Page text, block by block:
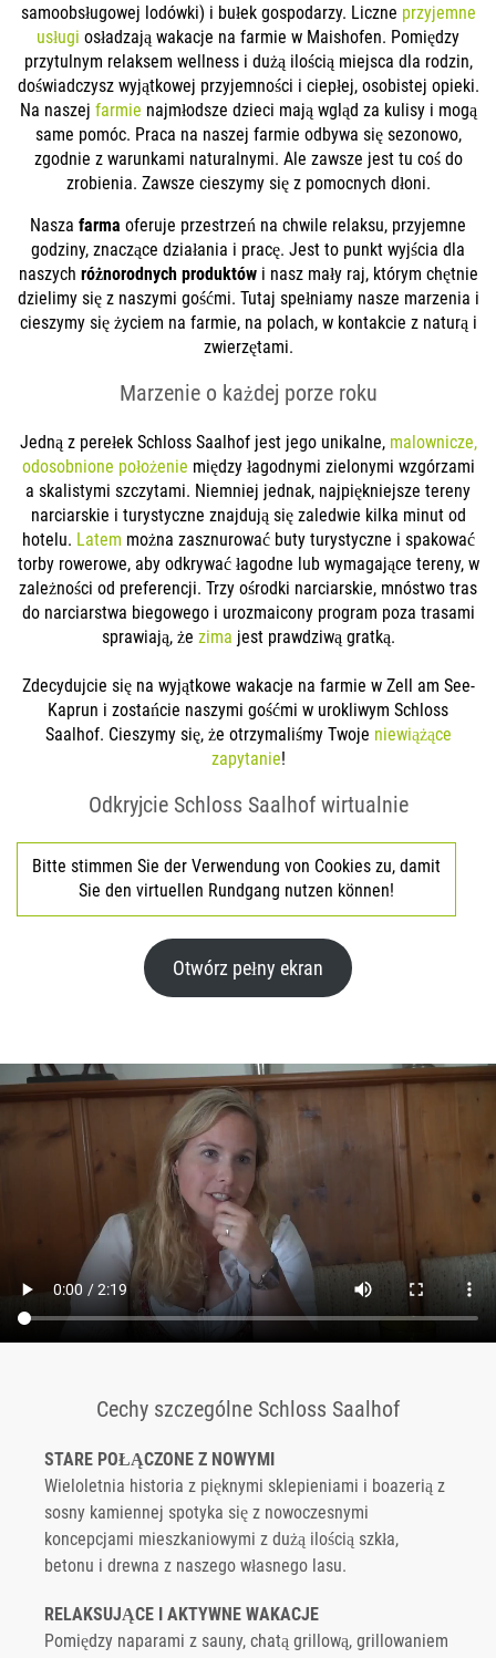
samoobsługowej lodówki) i bułek gospodarzy. Liczne przyjemne
usługi osładzają wakacje na farmie w Maishofen. Pomiędzy
przytulnym relaksem wellness i dużą ilością miejsca dla rodzin,
doświadczysz wyjątkowej przyjemności i ciepłej, osobistej opieki.
Na naszej farmie najmłodsze dzieci mają wgląd za kulisy i mogą
same pomóc. Praca na naszej farmie odbywa się sezonowo,
zgodnie z warunkami naturalnymi. Ale zawsze jest tu coś do
zrobienia. Zawsze cieszymy się z pomocnych dłoni.
Nasza farma oferuje przestrzeń na chwile relaksu, przyjemne
godziny, znaczące działania i pracę. Jest to punkt wyjścia dla
naszych różnorodnych produktówi nasz mały raj, którym chętnie
dzielimy się z naszymi gośćmi. Tutaj spełniamy nasze marzenia i
cieszymy się życiem na farmie, na polach, w kontakcie z naturą i
zwierzętami.
Marzenie o każdej porze roku
Jedną z perełek Schloss Saalhof jest jego unikalne, malownicze,
odosobnione położenie między łagodnymi zielonymi wzgórzami
a skalistymi szczytami. Niemniej jednak, najpiękniejsze tereny
narciarskie i turystyczne znajdują się zaledwie kilka minut od
hotelu. Latem można zasznurować buty turystyczne i spakować
torby rowerowe, aby odkrywać łagodne lub wymagające tereny, w
zależności od preferencji. Trzy ośrodki narciarskie, mnóstwo tras
do narciarstwa biegowego i urozmaicony program poza trasami
sprawiają, że zima jest prawdziwą gratką.
Zdecydujcie się na wyjątkowe wakacje na farmie w Zell am See-
Kaprun i zostańcie naszymi gośćmi w urokliwym Schloss
Saalhof. Cieszymy się, że otrzymaliśmy Twoje niewiążące
zapytanie!
Odkryjcie Schloss Saalhof wirtualnie
Bitte stimmen Sie der Verwendung von Cookies zu, damit
Sie den virtuellen Rundgang nutzen können!
Otwórz pełny ekran
Cechy szczególne Schloss Saalhof
STARE POŁĄCZONE Z NOWYMI
Wieloletnia historia z pięknymi sklepieniami i boazerią z
sosny kamiennej spotyka się z nowoczesnymi
koncepcjami mieszkaniowymi z dużą ilością szkła,
betonu i drewna z naszego własnego lasu.
RELAKSUJĄCE I AKTYWNE WAKACJE
Pomiędzy naparami z sauny, chatą grillową, grillowaniem